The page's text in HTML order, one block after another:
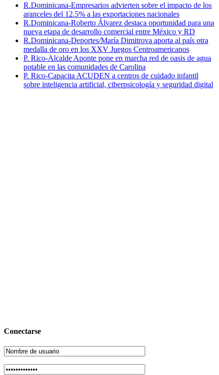
R.Dominicana-Empresarios advierten sobre el impacto de los
aranceles del 12.5% a las exportaciones nacionales
R.Dominicana-Roberto Álvarez destaca oportunidad para una
nueva etapa de desarrollo comercial entre México y RD
R.Dominicana-Deportes/María Dimitrova aporta al país otra
medalla de oro en los XXV Juegos Centroamericanos
P. Rico-Alcalde Aponte pone en marcha red de oasis de agua
potable en las comunidades de Carolina
P. Rico-Capacita ACUDEN a centros de cuidado infantil
sobre inteligencia artificial, ciberpsicología y seguridad digital
Conectarse